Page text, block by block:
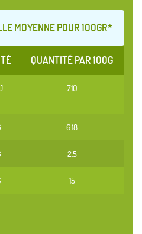
MOYENNE POUR 1OOGR*
QUANTITÉ PAR 1OOG
710
6.18
2.5
15